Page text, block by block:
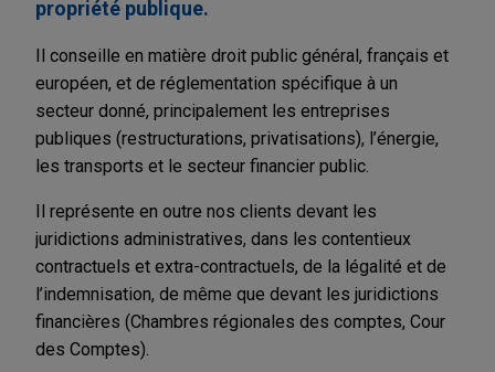
propriété publique.
Il conseille en matière droit public général, français et
européen, et de réglementation spécifique à un
secteur donné, principalement les entreprises
publiques (restructurations, privatisations), l’énergie,
les transports et le secteur financier public.
Il représente en outre nos clients devant les
juridictions administratives, dans les contentieux
contractuels et extra-contractuels, de la légalité et de
l’indemnisation, de même que devant les juridictions
financières (Chambres régionales des comptes, Cour
des Comptes).